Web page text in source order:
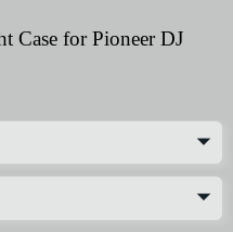
Case for Pioneer DJ